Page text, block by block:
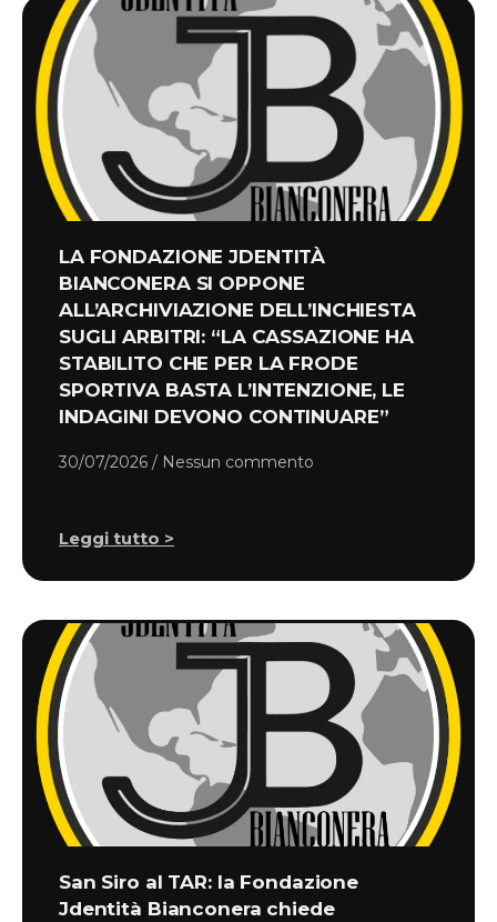
LA FONDAZIONE JDENTITÀ
BIANCONERA SI OPPONE
ALL’ARCHIVIAZIONE DELL’INCHIESTA
SUGLI ARBITRI: “LA CASSAZIONE HA
STABILITO CHE PER LA FRODE
SPORTIVA BASTA L’INTENZIONE, LE
INDAGINI DEVONO CONTINUARE”
30/07/2026 Nessun commento
Leggi tutto >
San Siro al TAR: la Fondazione
Jdentità Bianconera chiede